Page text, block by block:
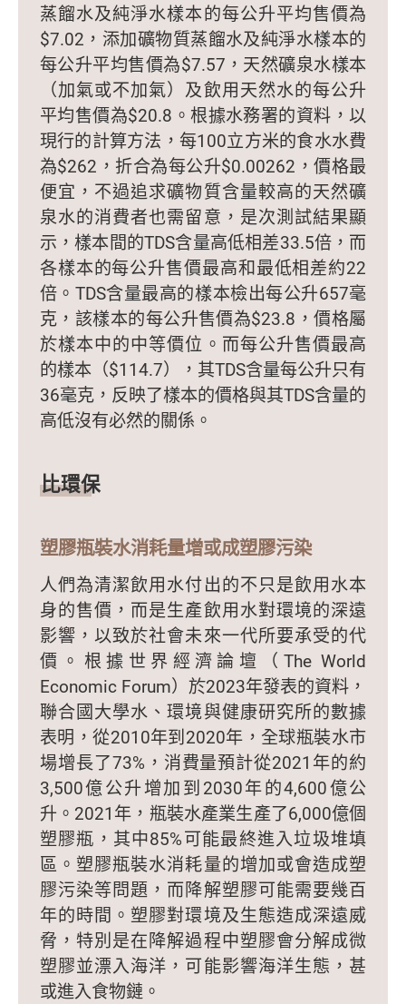
蒸餾水及純淨水樣本的每公升平均售價為
$7.02，添加礦物質蒸餾水及純淨水樣本的
每公升平均售價為$7.57，天然礦泉水樣本
（加氣或不加氣）及飲用天然水的每公升
平均售價為$20.8。根據水務署的資料，以
現行的計算方法，每100立方米的食水水費
為$262，折合為每公升$0.00262，價格最
便宜，不過追求礦物質含量較高的天然礦
泉水的消費者也需留意，是次測試結果顯
示，樣本間的TDS含量高低相差33.5倍，而
各樣本的每公升售價最高和最低相差約22
倍。TDS含量最高的樣本檢出每公升657毫
克，該樣本的每公升售價為$23.8，價格屬
於樣本中的中等價位。而每公升售價最高
的樣本（$114.7），其TDS含量每公升只有
36毫克，反映了樣本的價格與其TDS含量的
高低沒有必然的關係。
比環保
塑膠瓶裝水消耗量增或成塑膠污染
人們為清潔飲用水付出的不只是飲用水本
身的售價，而是生產飲用水對環境的深遠
影響，以致於社會未來一代所要承受的代
價。根據世界經濟論壇（The World
Economic Forum）於2023年發表的資料，
聯合國大學水、環境與健康研究所的數據
表明，從2010年到2020年，全球瓶裝水市
場增長了73%，消費量預計從2021年的約
3,500億公升增加到2030年的4,600億公
升。2021年，瓶裝水產業生產了6,000億個
塑膠瓶，其中85%可能最終進入垃圾堆填
區。塑膠瓶裝水消耗量的增加或會造成塑
膠污染等問題，而降解塑膠可能需要幾百
年的時間。塑膠對環境及生態造成深遠威
脅，特別是在降解過程中塑膠會分解成微
塑膠並漂入海洋，可能影響海洋生態，甚
或進入食物鏈。